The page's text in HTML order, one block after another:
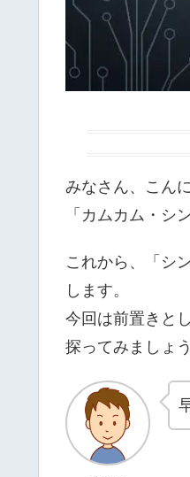
みなさん、こん
「カムカム・シ
これから、「シ
します。
今回は前置きと
探ってみましょう